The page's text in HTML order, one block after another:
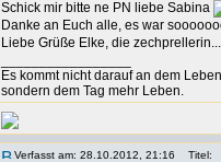
Schick mir bitte ne PN liebe Sabina
Danke an Euch alle, es war
Liebe Grüße Elke, die
Es kommt nicht darauf an dem
sondern dem Tag mehr Leben.
Verfasst am: 28.10.2012, 21:16 Titel: